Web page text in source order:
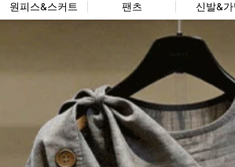
원피스&스커트 팬츠 신발&